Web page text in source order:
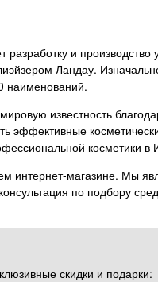
и
Ландау.
наименований.
известность
эффективные
косметики в
интернет-магазине. Мы
по подбору
скидки и подарки: